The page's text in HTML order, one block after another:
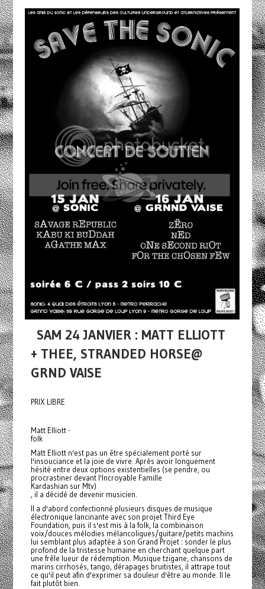
SAM 24 JANVIER : MATT ELLIOTT
+ THEE, STRANDED HORSE@
GRND VAISE
PRIX LIBRE
Matt Elliott -
folk
Matt Elliott n'est pas un être spécialement porté sur
l'insouciance et la joie de vivre. Après avoir longuement
hésité entre deux options existentielles (se pendre, ou
procrastiner devant l'Incroyable Famille
Kardashian sur Mtv)
, il a décidé de devenir musicien.
Il a d'abord confectionné plusieurs disques de musique
électronique lancinante avec son projet Third Eye
Foundation, puis il s'est mis à la folk, la combinaison
voix/douces mélodies mélancoliques/guitare/petits machins
lui semblant plus adaptée à son Grand Projet : sonder le plus
profond de la tristesse humaine en cherchant quelque part
une frêle lueur de rédemption. Musique tzigane, chansons de
marins cirrhosés, tango, dérapages bruitistes, il attrape tout
ce qu'il peut afin d'exprimer sa douleur d'être au monde. Il le
fait plutôt bien.